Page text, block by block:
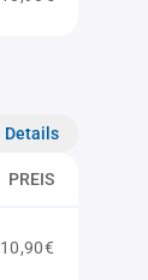
Details
PREIS
10,90€